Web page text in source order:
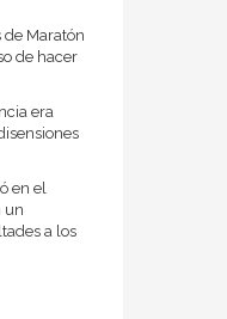
Maratón
de hacer
era
en el
un
a los